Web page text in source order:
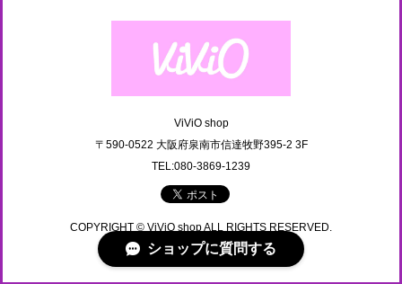
ViViO shop
〒590-0522 大阪府泉南市信達牧野395-2 3F
TEL:080-3869-1239
COPYRIGHT © ViViO shop ALL RIGHTS RESERVED.
ショップに質問する